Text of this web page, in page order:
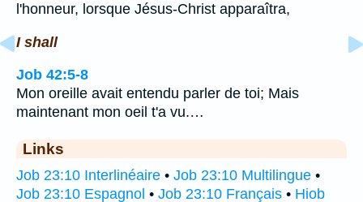
l'honneur, lorsque Jésus-Christ apparaîtra,
I shall
Job 42:5-8
Mon oreille avait entendu parler de toi; Mais
maintenant mon oeil t'a vu.…
Links
Job 23:10 Interlinéaire • Job 23:10 Multilingue •
Job 23:10 Espagnol • Job 23:10 Français • Hiob